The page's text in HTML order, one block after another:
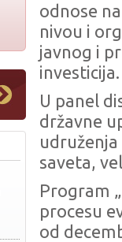
odnose
nivou i
javnog i
investicija.
U panel
državne
saveta,
Program
procesu
od